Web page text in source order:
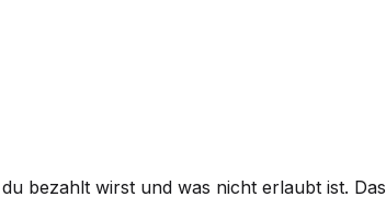
bezahlt wirst und was nicht erlaubt ist.